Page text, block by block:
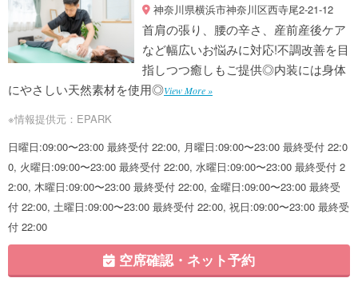
神奈川県横浜市神奈川区西寺尾2-21-12
首肩の張り、腰の辛さ、産前産後ケア
など幅広いお悩みに対応!不調改善を目
指しつつ癒しもご提供◎内装には身体
にやさしい天然素材を使用◎View More »
※情報提供元：EPARK
日曜日:09:00〜23:00 最終受付 22:00, 月曜日:09:00〜23:00 最終受付 22:0
0, 火曜日:09:00〜23:00 最終受付 22:00, 水曜日:09:00〜23:00 最終受付 2
2:00, 木曜日:09:00〜23:00 最終受付 22:00, 金曜日:09:00〜23:00 最終受
付 22:00, 土曜日:09:00〜23:00 最終受付 22:00, 祝日:09:00〜23:00 最終受
付 22:00
空席確認・ネット予約